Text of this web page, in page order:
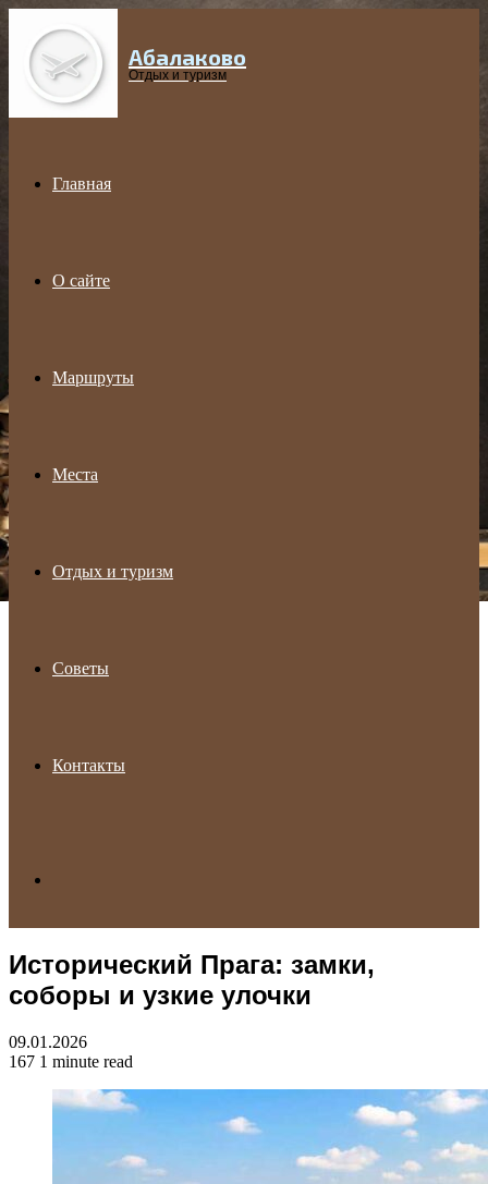
Menu Абалаково
Отдых и туризм
Главная
О сайте
Маршруты
Места
Отдых и туризм
Советы
Контакты
for
Исторический Прага: замки,
соборы и узкие улочки
09.01.2026
167 1 minute read